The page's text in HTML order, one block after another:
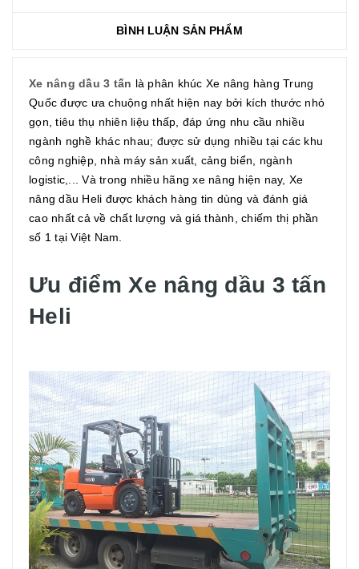
BÌNH LUẬN SẢN PHẨM
Xe nâng dầu 3 tấn là phân khúc Xe nâng hàng Trung
Quốc được ưa chuộng nhất hiện nay bởi kích thước nhỏ
gọn, tiêu thụ nhiên liệu thấp, đáp ứng nhu cầu nhiều
ngành nghề khác nhau; được sử dụng nhiều tại các khu
công nghiệp, nhà máy sản xuất, cảng biển, ngành
logistic,... Và trong nhiều hãng xe nâng hiện nay, Xe
nâng dầu Heli được khách hàng tin dùng và đánh giá
cao nhất cả về chất lượng và giá thành, chiếm thị phần
số 1 tại Việt Nam.
Ưu điểm Xe nâng dầu 3 tấn
Heli